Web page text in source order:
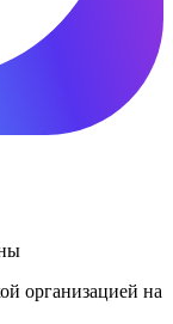
организацией на